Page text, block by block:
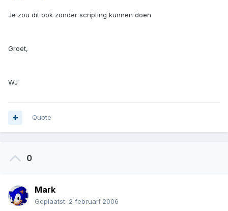
Je zou dit ook zonder scripting kunnen doen
Groet,
WJ
Quote
0
Mark
Geplaatst: 2 februari 2006